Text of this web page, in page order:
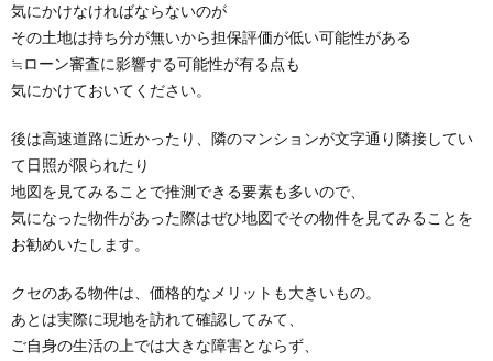
気にかけなければならないのが
その土地は持ち分が無いから担保評価が低い可能性がある
≒ローン審査に影響する可能性が有る点も
気にかけておいてください。
後は高速道路に近かったり、隣のマンションが文字通り隣接してい
て日照が限られたり
地図を見てみることで推測できる要素も多いので、
気になった物件があった際はぜひ地図でその物件を見てみることを
お勧めいたします。
クセのある物件は、価格的なメリットも大きいもの。
あとは実際に現地を訪れて確認してみて、
ご自身の生活の上では大きな障害とならず、